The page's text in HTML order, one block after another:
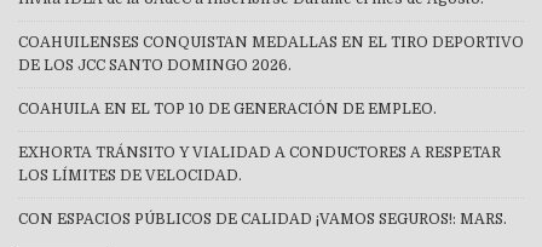
COAHUILENSES CONQUISTAN MEDALLAS EN EL TIRO DEPORTIVO
DE LOS JCC SANTO DOMINGO 2026.
COAHUILA EN EL TOP 10 DE GENERACIÓN DE EMPLEO.
EXHORTA TRÁNSITO Y VIALIDAD A CONDUCTORES A RESPETAR
LOS LÍMITES DE VELOCIDAD.
CON ESPACIOS PÚBLICOS DE CALIDAD ¡VAMOS SEGUROS!: MARS.